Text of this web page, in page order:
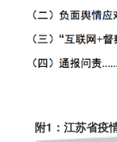
附1：江苏省疫